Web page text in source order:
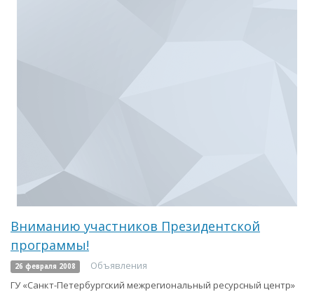
Вниманию участников Президентской
программы!
26 февраля 2008
Объявления
ГУ «Санкт-Петербургский межрегиональный ресурсный центр»